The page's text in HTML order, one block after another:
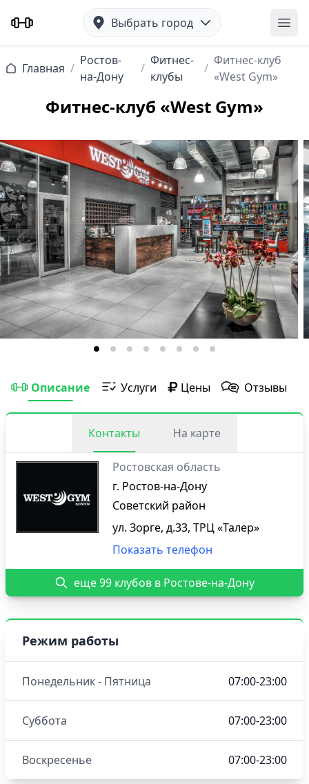
Выбрать город
Главная /
Ростов-
на-Дону
/
Фитнес-
клубы
/
Фитнес-клуб
«West Gym»
Фитнес-клуб «West Gym»
Описание Услуги Цены Отзывы
Контакты На карте
Ростовская область
г. Ростов-на-Дону
Советский район
ул. Зорге, д.33, ТРЦ «Талер»
Показать телефон
еще 99 клубов в Ростове-на-Дону
Режим работы
Понедельник - Пятница 07:00-23:00
Суббота 07:00-23:00
Воскресенье 07:00-23:00